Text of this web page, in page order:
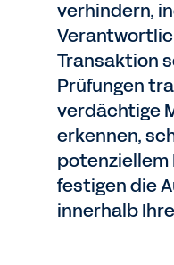
verhindern,
Transaktion
Prüfungen
verdächtige
erkennen,
potenziellem
festigen die
innerhalb